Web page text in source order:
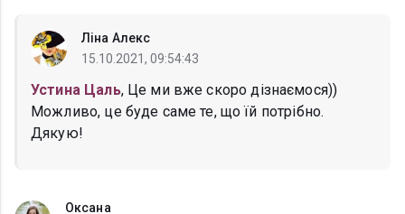
Ліна Алекс
15.10.2021, 09:54:43
Устина Цаль, Це ми вже скоро дізнаємося))
Можливо, це буде саме те, що їй потрібно.
Дякую!
Оксана